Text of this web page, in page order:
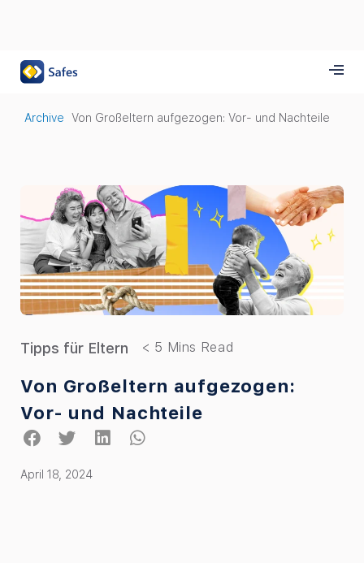
Archive Von Großeltern aufgezogen: Vor- und Nachteile
Tipps für Eltern
Von Großeltern aufgezogen:
Vor- und Nachteile
April 18, 2024